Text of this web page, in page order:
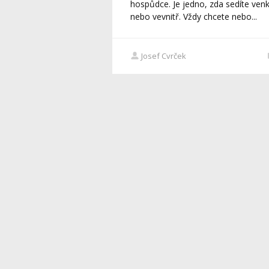
hospůdce. Je jedno, zda sedíte
nebo vevnitř. Vždy chcete nebo...
Josef Cvrček